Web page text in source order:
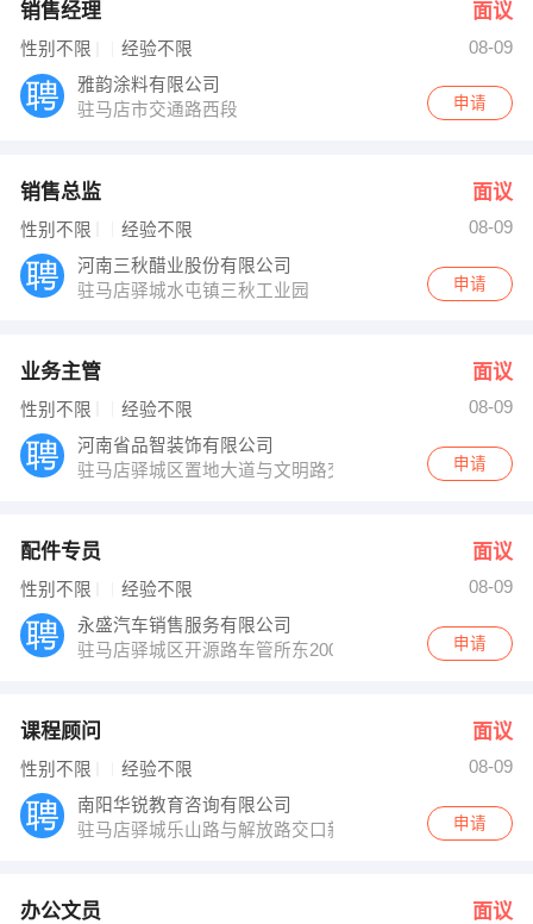
销售经理 面议
性别不限 经验不限
08-09
雅韵涂料有限公司
驻马店市交通路西段
申请
销售总监 面议
性别不限 经验不限
08-09
河南三秋醋业股份有限公司
驻马店驿城水屯镇三秋工业园
申请
业务主管 面议
性别不限 经验不限
08-09
河南省品智装饰有限公司
驻马店驿城区置地大道与文明路交叉口置地华庭B座2单
申请
配件专员 面议
性别不限 经验不限
08-09
永盛汽车销售服务有限公司
驻马店驿城区开源路车管所东200米路北
申请
课程顾问 面议
性别不限 经验不限
08-09
南阳华锐教育咨询有限公司
驻马店驿城乐山路与解放路交口新百汇十楼
申请
办公文员 面议